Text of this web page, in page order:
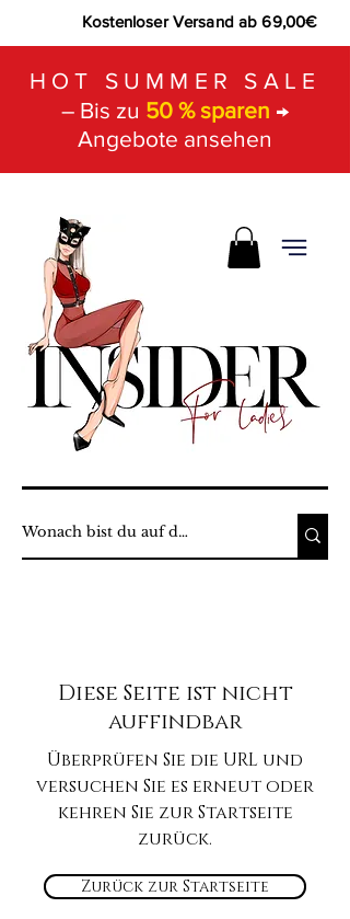
Kostenloser Versand ab 69,00€
HOT SUMMER SALE
– Bis zu 50 % sparen →
Angebote ansehen
Diese Seite ist nicht
auffindbar
Überprüfen Sie die URL und
versuchen Sie es erneut oder
kehren Sie zur Startseite
zurück.
Zurück zur Startseite